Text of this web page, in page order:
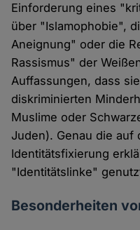
Einforderung eines
über "Islamophobie",
Aneignung" oder die
Rassismus" der
Auffassungen, dass
diskriminierten
Muslime oder
Juden). Genau die auf
Identitätsfixierung
"Identitätslinke"
Besonderheiten